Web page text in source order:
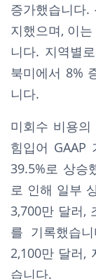
증가했습니다.
지했으며, 이
니다. 지역별
북미에서 8%
니다.
미회수 비용
힘입어 GAAP
39.5%로 상승
로 인해 일부
3,700만 달러,
를 기록했습
2,100만 달러,
습니다.